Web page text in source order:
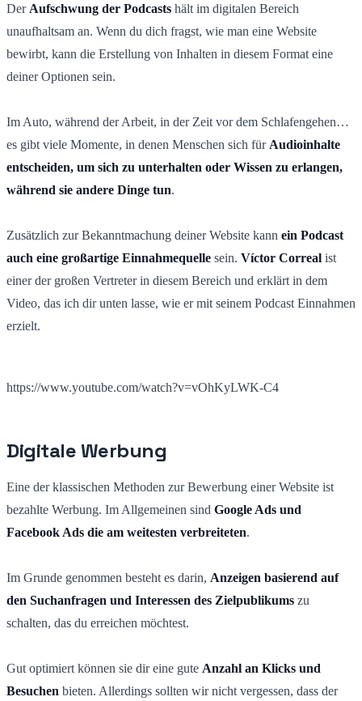
Der Aufschwung der Podcasts hält im digitalen Bereich
unaufhaltsam an. Wenn du dich fragst, wie man eine Website
bewirbt, kann die Erstellung von Inhalten in diesem Format eine
deiner Optionen sein.
Im Auto, während der Arbeit, in der Zeit vor dem Schlafengehen…
es gibt viele Momente, in denen Menschen sich für Audioinhalte
entscheiden, um sich zu unterhalten oder Wissen zu erlangen,
während sie andere Dinge tun.
Zusätzlich zur Bekanntmachung deiner Website kann ein Podcast
auch eine großartige Einnahmequelle sein. Víctor Correal ist
einer der großen Vertreter in diesem Bereich und erklärt in dem
Video, das ich dir unten lasse, wie er mit seinem Podcast Einnahmen
erzielt.
https://www.youtube.com/watch?v=vOhKyLWK-C4
Digitale Werbung
Eine der klassischen Methoden zur Bewerbung einer Website ist
bezahlte Werbung. Im Allgemeinen sind Google Ads und
Facebook Ads die am weitesten verbreiteten.
Im Grunde genommen besteht es darin, Anzeigen basierend auf
den Suchanfragen und Interessen des Zielpublikums zu
schalten, das du erreichen möchtest.
Gut optimiert können sie dir eine gute Anzahl an Klicks und
Besuchen bieten. Allerdings sollten wir nicht vergessen, dass der